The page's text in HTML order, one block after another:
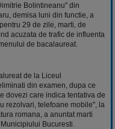
Bolintineanu" din
demisa luni din functie, a
29 de zile, marti, de
acuzata de trafic de influenta
de bacalaureat.
de la Liceul
din examen, dupa ce
dovezi care indica tentativa de
rezolvari, telefoane mobile", la
romana, a anuntat marti
Bucuresti.